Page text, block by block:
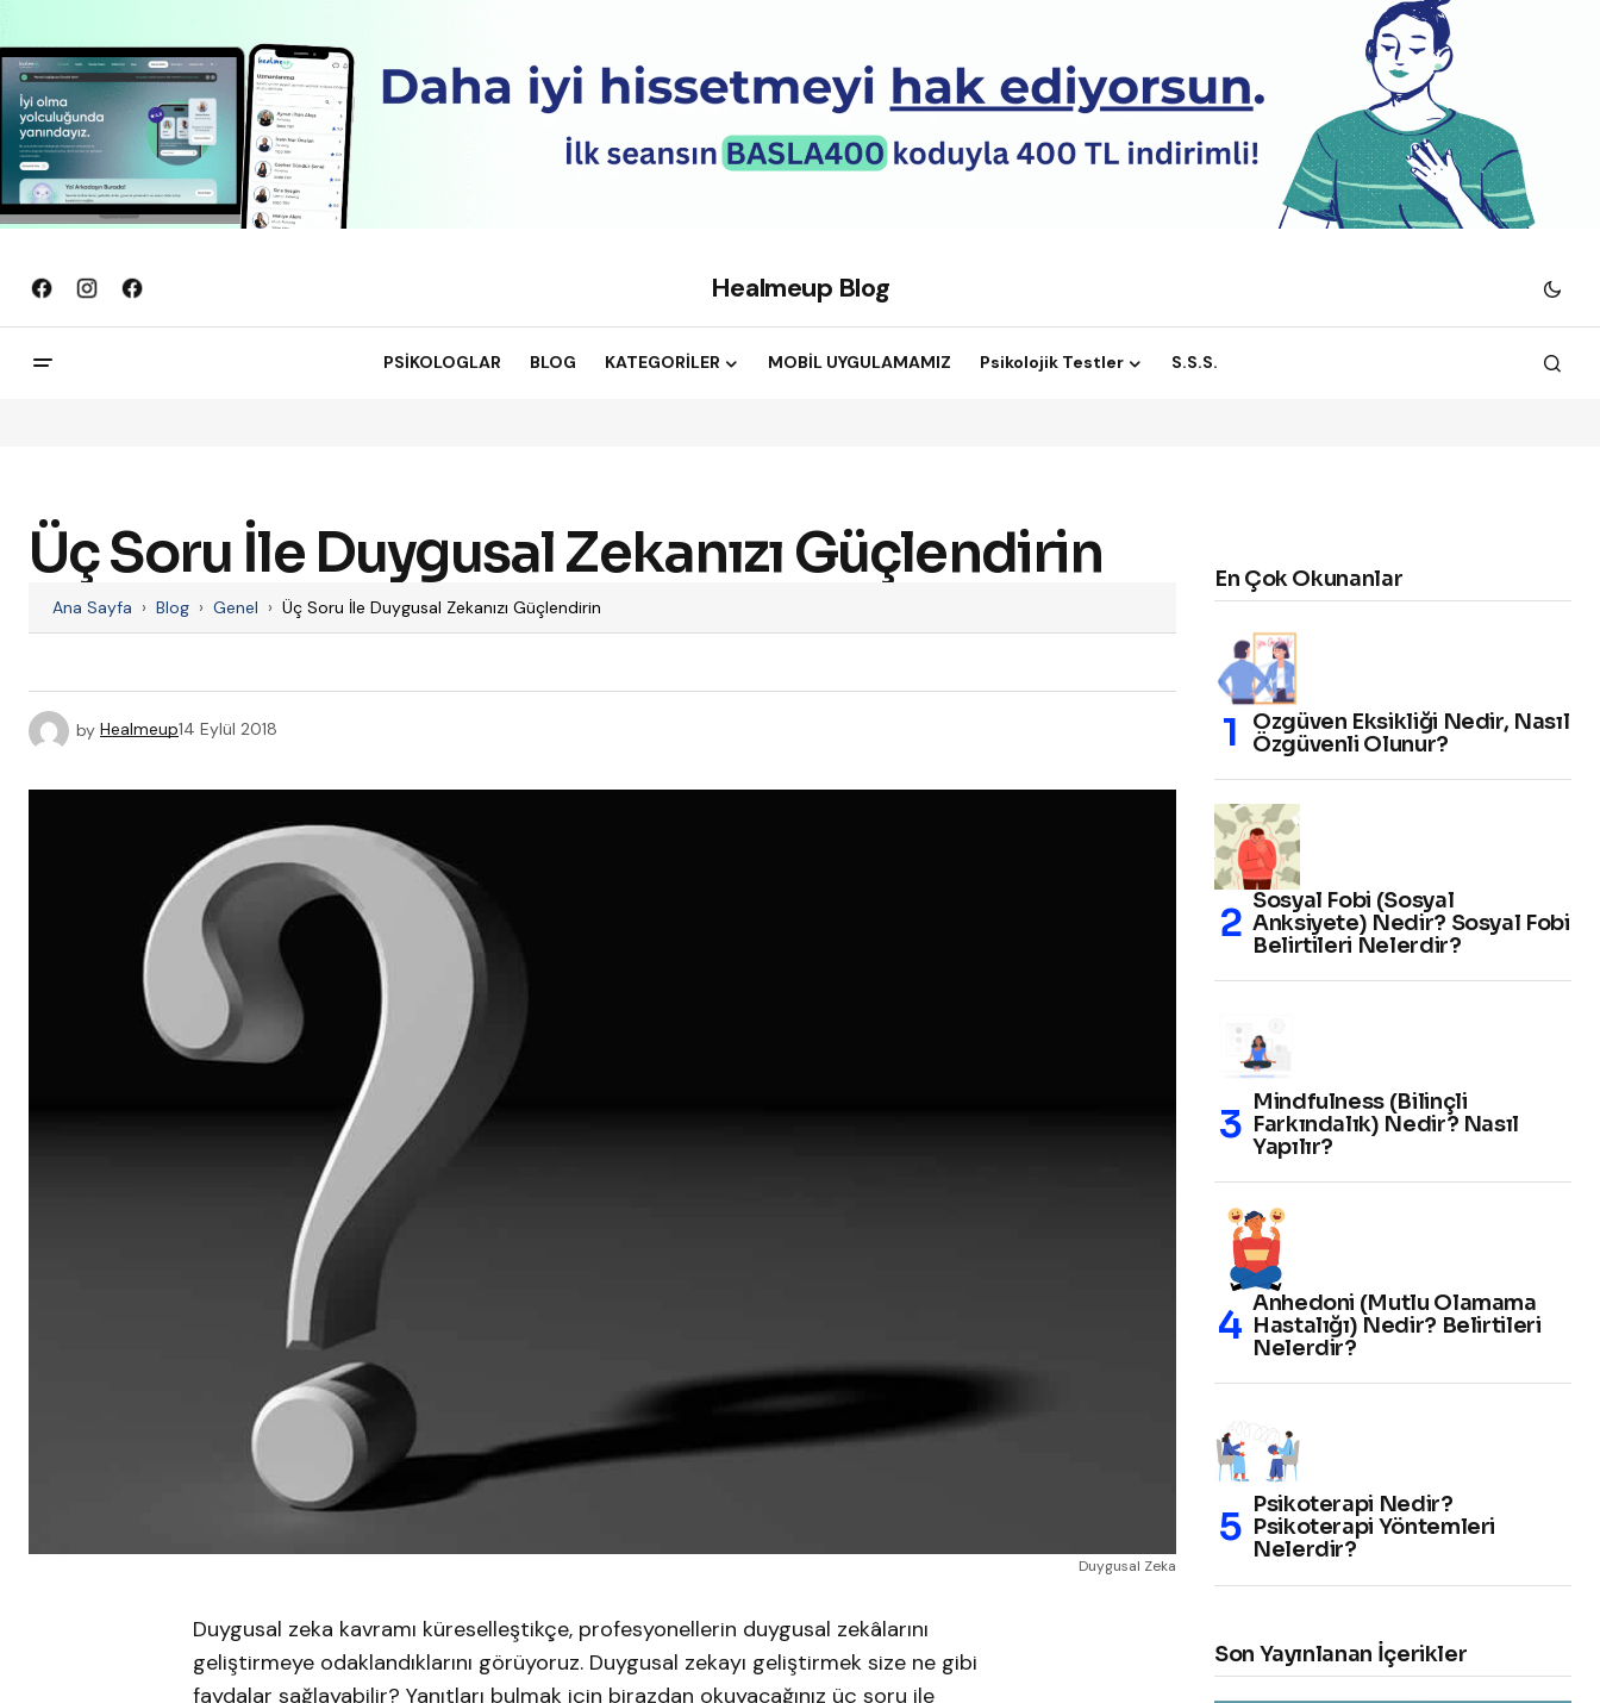
Healmeup Blog
PSİKOLOGLAR BLOG KATEGORİLER MOBİL UYGULAMAMIZ Psikolojik Testler S.S.S.
Üç Soru İle Duygusal Zekanızı Güçlendirin
Ana Sayfa › Blog › Genel › Üç Soru İle Duygusal Zekanızı Güçlendirin
by Healmeup14 Eylül 2018
Duygusal Zeka
Duygusal zeka kavramı küreselleştikçe, profesyonellerin duygusal zekâlarını
geliştirmeye odaklandıklarını görüyoruz. Duygusal zekayı geliştirmek size ne gibi
faydalar sağlayabilir? Yanıtları bulmak için birazdan okuyacağınız üç soru ile
En Çok Okunanlar
Özgüven Eksikliği Nedir, Nasıl
Özgüvenli Olunur?
Sosyal Fobi (Sosyal
Anksiyete) Nedir? Sosyal Fobi
Belirtileri Nelerdir?
Mindfulness (Bilinçli
Farkındalık) Nedir? Nasıl
Yapılır?
Anhedoni (Mutlu Olamama
Hastalığı) Nedir? Belirtileri
Nelerdir?
Psikoterapi Nedir?
Psikoterapi Yöntemleri
Nelerdir?
Son Yayınlanan İçerikler